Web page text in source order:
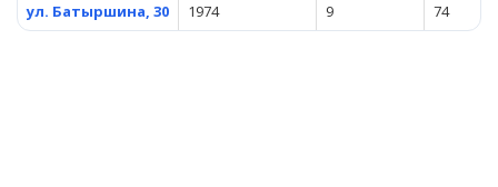
ул. Батыршина, 30
1974 9 74